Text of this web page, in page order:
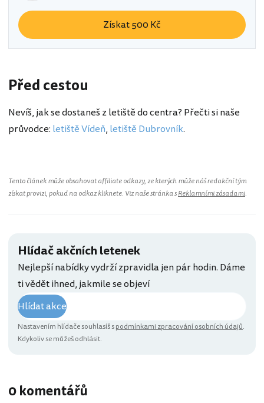
Získat 500 Kč
Před cestou
Nevíš, jak se dostaneš z letiště do centra? Přečti si naše
průvodce: letiště Vídeň, letiště Dubrovník.
Tento článek může obsahovat affiliate odkazy, ze kterých může náš redakční tým
získat provizi, pokud na odkaz kliknete. Viz naše stránka sReklamními zásadami.
Hlídač akčních letenek
Nejlepší nabídky vydrží zpravidla jen pár hodin. Dáme
ti vědět ihned, jakmile se objeví
Hlídat akce
Nastavením hlídače souhlasíš spodmínkami zpracování osobních údajů.
Kdykoliv se můžeš odhlásit.
0 komentářů